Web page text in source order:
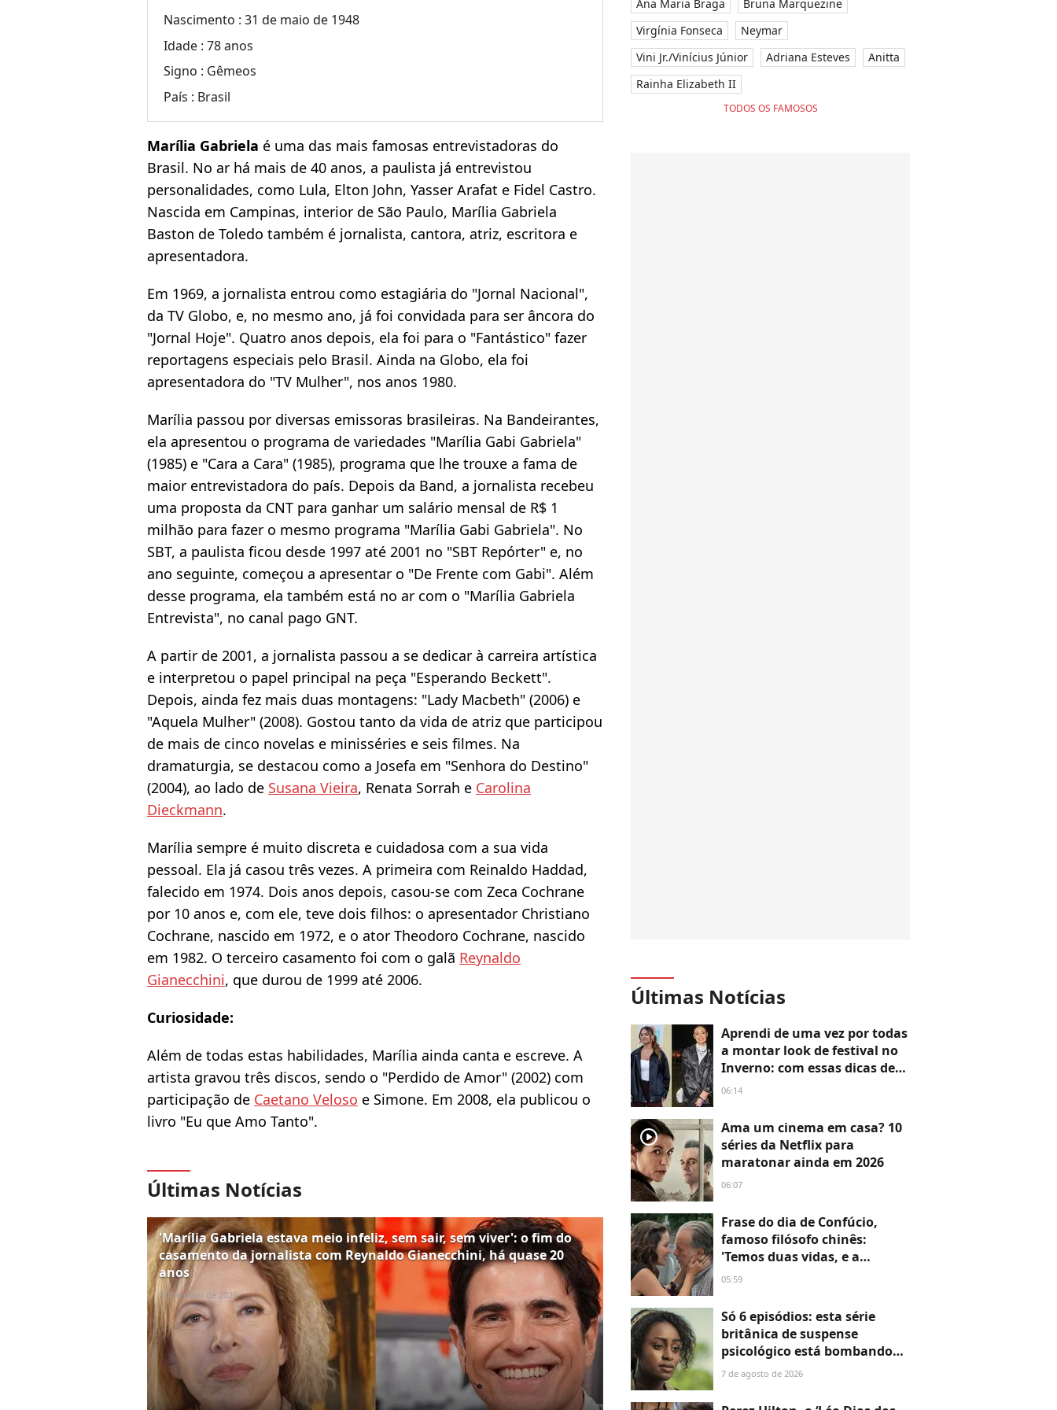
Nascimento :31 de maio de 1948
Idade :78 anos
Signo : Gêmeos
País : Brasil
Marília Gabriela é uma das mais famosas entrevistadoras do
Brasil. No ar há mais de 40 anos, a paulista já entrevistou
personalidades, como Lula, Elton John, Yasser Arafat e Fidel Castro.
Nascida em Campinas, interior de São Paulo, Marília Gabriela
Baston de Toledo também é jornalista, cantora, atriz, escritora e
apresentadora.
Em 1969, a jornalista entrou como estagiária do "Jornal Nacional",
da TV Globo, e, no mesmo ano, já foi convidada para ser âncora do
"Jornal Hoje". Quatro anos depois, ela foi para o "Fantástico" fazer
reportagens especiais pelo Brasil. Ainda na Globo, ela foi
apresentadora do "TV Mulher", nos anos 1980.
Marília passou por diversas emissoras brasileiras. Na Bandeirantes,
ela apresentou o programa de variedades "Marília Gabi Gabriela"
(1985) e "Cara a Cara" (1985), programa que lhe trouxe a fama de
maior entrevistadora do país. Depois da Band, a jornalista recebeu
uma proposta da CNT para ganhar um salário mensal de R$ 1
milhão para fazer o mesmo programa "Marília Gabi Gabriela". No
SBT, a paulista ficou desde 1997 até 2001 no "SBT Repórter" e, no
ano seguinte, começou a apresentar o "De Frente com Gabi". Além
desse programa, ela também está no ar com o "Marília Gabriela
Entrevista", no canal pago GNT.
A partir de 2001, a jornalista passou a se dedicar à carreira artística
e interpretou o papel principal na peça "Esperando Beckett".
Depois, ainda fez mais duas montagens: "Lady Macbeth" (2006) e
"Aquela Mulher" (2008). Gostou tanto da vida de atriz que participou
de mais de cinco novelas e minisséries e seis filmes. Na
dramaturgia, se destacou como a Josefa em "Senhora do Destino"
(2004), ao lado de Susana Vieira, Renata Sorrah e Carolina
Dieckmann.
Marília sempre é muito discreta e cuidadosa com a sua vida
pessoal. Ela já casou três vezes. A primeira com Reinaldo Haddad,
falecido em 1974. Dois anos depois, casou-se com Zeca Cochrane
por 10 anos e, com ele, teve dois filhos: o apresentador Christiano
Cochrane, nascido em 1972, e o ator Theodoro Cochrane, nascido
em 1982. O terceiro casamento foi com o galã Reynaldo
Gianecchini, que durou de 1999 até 2006.
Curiosidade:
Além de todas estas habilidades, Marília ainda canta e escreve. A
artista gravou três discos, sendo o "Perdido de Amor" (2002) com
participação de Caetano Veloso e Simone. Em 2008, ela publicou o
livro "Eu que Amo Tanto".
Últimas Notícias
'Marília Gabriela estava meio infeliz, sem sair, sem viver': o fim do
casamento da jornalista com Reynaldo Gianecchini, há quase 20
anos
31 de maio de 2026
Ana Maria Braga
Bruna Marquezine
Virgínia Fonseca
Neymar
Vini Jr./Vinícius Júnior
Adriana Esteves
Anitta
Rainha Elizabeth II
TODOS OS FAMOSOS
Últimas Notícias
Aprendi de uma vez por todas
a montar look de festival no
Inverno: com essas dicas de
expert de moda, nunca mais
06:14
player2
Ama um cinema em casa? 10
séries da Netflix para
maratonar ainda em 2026
06:07
Frase do dia de Confúcio,
famoso filósofo chinês:
'Temos duas vidas, e a
segunda começa quando
temos uma'
05:59
Só 6 episódios: esta série
britânica de suspense
psicológico está bombando
na Netflix
7 de agosto de 2026